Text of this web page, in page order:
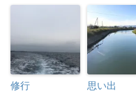
修行 思い出